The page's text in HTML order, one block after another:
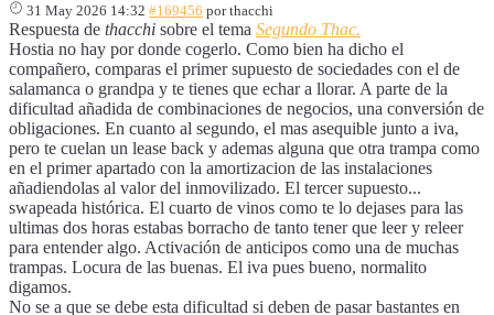
31 May 2026 14:32 #169456 porthacchi
Respuesta de thacchi sobre el tema Segundo Thac.
Hostia no hay por donde cogerlo. Como bien ha dicho el
compañero, comparas el primer supuesto de sociedades con el de
salamanca o grandpa y te tienes que echar a llorar. A parte de la
dificultad añadida de combinaciones de negocios, una conversión de
obligaciones. En cuanto al segundo, el mas asequible junto a iva,
pero te cuelan un lease back y ademas alguna que otra trampa como
en el primer apartado con la amortizacion de las instalaciones
añadiendolas al valor del inmovilizado. El tercer supuesto...
swapeada histórica. El cuarto de vinos como te lo dejases para las
ultimas dos horas estabas borracho de tanto tener que leer y releer
para entender algo. Activación de anticipos como una de muchas
trampas. Locura de las buenas. El iva pues bueno, normalito
digamos.
No se a que se debe esta dificultad si deben de pasar bastantes en